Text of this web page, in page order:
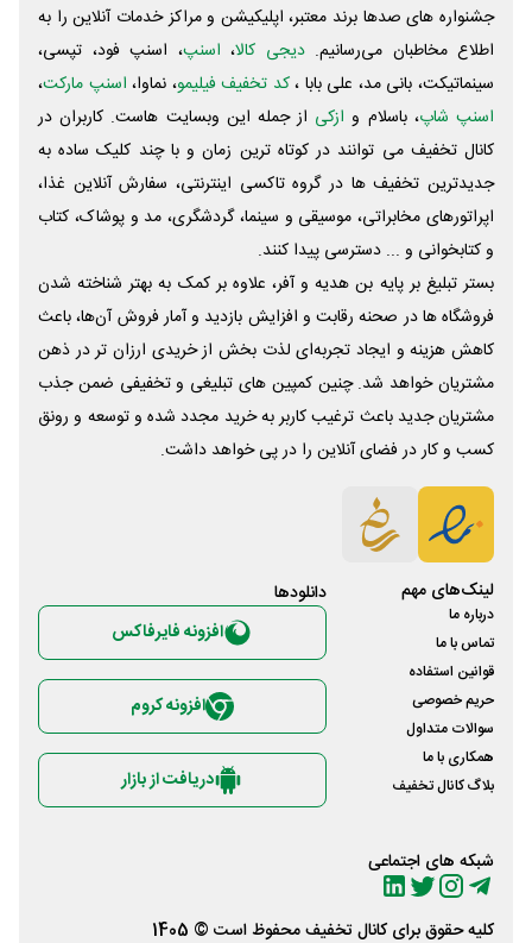
جشنواره های صدها برند معتبر، اپلیکیشن و مراکز خدمات آنلاین را به
اطلاع مخاطبان می‌رسانیم. دیجی کالا، اسنپ، اسنپ فود، تپسی،
سینماتیکت، بانی مد، علی‌ بابا ،کد تخفیف فیلیمو، نماوا، اسنپ مارکت،
اسنپ شاپ، باسلام و ازکی از جمله این وبسایت ‌هاست. کاربران در
کانال تخفیف می توانند در کوتاه ترین زمان و با چند کلیک ساده به
جدیدترین تخفیف ها در گروه تاکسی اینترنتی، سفارش آنلاین غذا،
اپراتورهای مخابراتی، موسیقی و سینما، گردشگری، مد و پوشاک، کتاب
و کتابخوانی و ... دسترسی پیدا کنند.
بستر تبلیغ بر پایه بن هدیه و آفر، علاوه بر کمک به بهتر شناخته شدن
فروشگاه ها در صحنه رقابت و افزایش بازدید و آمار فروش آن‌ها، باعث
کاهش هزینه و ایجاد تجربه‌ای لذت بخش از خریدی ارزان تر در ذهن
مشتریان خواهد شد. چنین کمپین های تبلیغی و تخفیفی ضمن جذب
مشتریان جدید باعث ترغیب کاربر به خرید مجدد شده و توسعه و رونق
کسب و کار در فضای آنلاین را در پی خواهد داشت.
لینک‌های مهم
درباره ما
تماس با ما
قوانین استفاده
حریم خصوصی
سوالات متداول
همکاری با ما
بلاگ کانال تخفیف
شبکه های اجتماعی
دانلود‌ها
افزونه فایرفاکس
افزونه کروم
دریافت از بازار
کلیه حقوق برای کانال تخفیفمحفوظ است © 1405